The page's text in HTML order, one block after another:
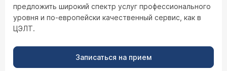
предложить широкий спектр услуг профессионального
уровня и по-европейски качественный сервис, как в
ЦЭЛТ.
Записаться на прием